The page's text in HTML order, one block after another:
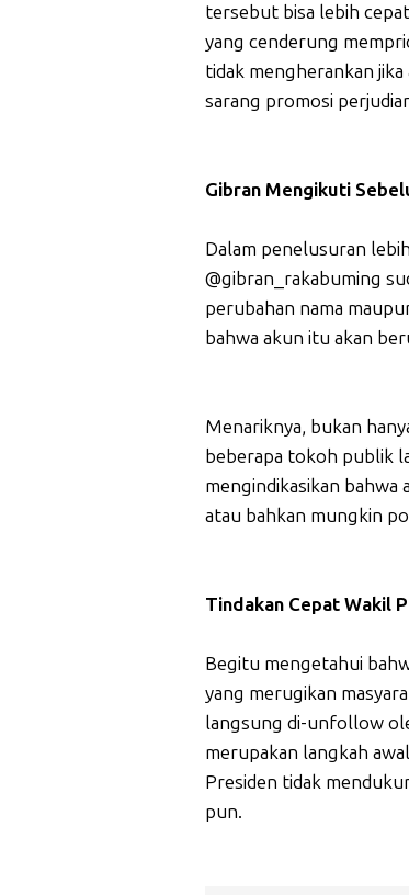
tersebut bisa lebih
yang cenderung
tidak mengherankan
sarang promosi
Gibran Mengikuti
Dalam penelusuran
@gibran_rakabuming
perubahan nama
bahwa akun itu akan
Menariknya, bukan
beberapa tokoh publik
mengindikasikan
atau bahkan mungkin
Tindakan Cepat Wakil
Begitu mengetahui
yang merugikan
langsung di-unfollow
merupakan langkah
Presiden tidak
pun.